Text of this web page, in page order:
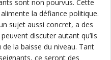
sont non pourvus. Cette
la défiance politique.
sujet aussi concret, a des
discuter autant qu’ils
la baisse du niveau. Tant
ce seront des